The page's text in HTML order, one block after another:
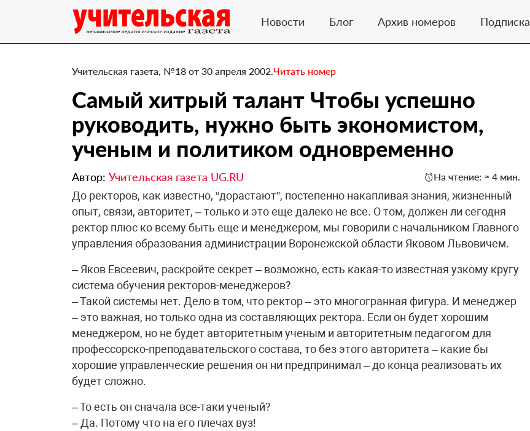
Новости Блог Архив номеров Подписка
Учительская газета, №18 от 30 апреля 2002.Читать номер
Самый хитрый талант Чтобы успешно
руководить, нужно быть экономистом,
ученым и политиком одновременно
Автор: Учительская газета UG.RU На чтение: ≈ 4 мин.
До ректоров, как известно, “дорастают”, постепенно накапливая знания, жизненный
опыт, связи, авторитет, – только и это еще далеко не все. О том, должен ли сегодня
ректор плюс ко всему быть еще и менеджером, мы говорили с начальником Главного
управления образования администрации Воронежской области Яковом Львовичем.
– Яков Евсеевич, раскройте секрет – возможно, есть какая-то известная узкому кругу
система обучения ректоров-менеджеров?
– Такой системы нет. Дело в том, что ректор – это многогранная фигура. И менеджер
– это важная, но только одна из составляющих ректора. Если он будет хорошим
менеджером, но не будет авторитетным ученым и авторитетным педагогом для
профессорско-преподавательского состава, то без этого авторитета – какие бы
хорошие управленческие решения он ни предпринимал – до конца реализовать их
будет сложно.
– То есть он сначала все-таки ученый?
– Да. Потому что на его плечах вуз!